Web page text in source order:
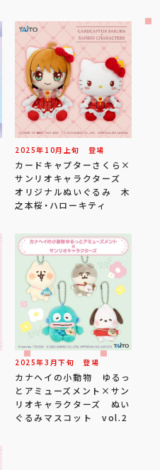
2025年 10月 上旬 登場
カードキャプターさくら×
サンリオキャラクターズ
オリジナルぬいぐるみ 木
之本桜・ハローキティ
2025年3 月下旬 登場
カナヘイの小動物 ゆるっ
とアミューズメント×サン
リオキャラクターズ ぬい
ぐるみマスコット vol.2